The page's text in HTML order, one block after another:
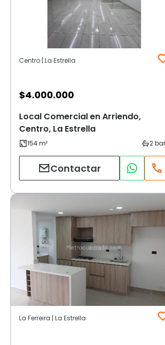
Centro | La Estrella
$4.000.000
Local Comercial en Arriendo,
Centro, La Estrella
Contactar
La Ferreira | La Estrella